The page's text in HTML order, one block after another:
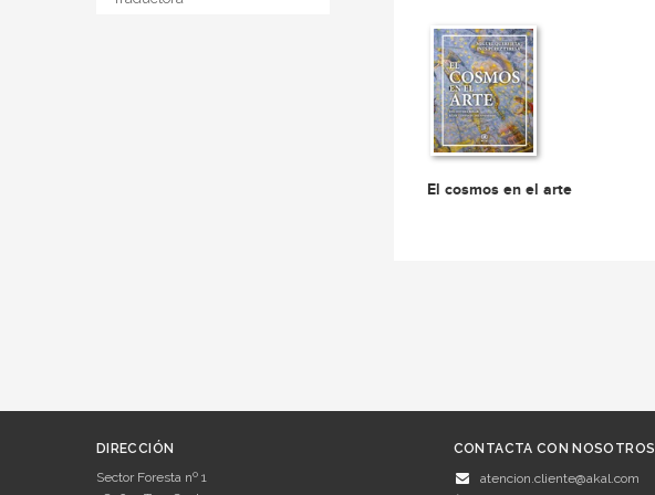
El cosmos en el arte
DIRECCIÓN
Sector Foresta nº 1
CONTACTA CON NOSOTROS
atencion.cliente@akal.com